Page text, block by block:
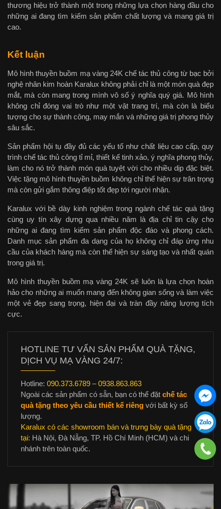
thương hiệu trở thành một trong những lựa chọn hàng đầu cho
những ai đang tìm kiếm sản phẩm chất lượng và mang giá trị
cao.
Kết luận
Mô hình thuyền buồm mạ vàng 24K chế tác thủ công từ bạc bởi
nghệ nhân kim hoàn Karalux không phải chỉ là một món quà đẹp
mắt, mà còn mang trong mình vô số ý nghĩa quý giá. Mô hình
không chỉ đóng vai trò như một vật trang trí, mà còn là biểu
tượng cho sự thành công, may mắn và những giá trị phong thủy
sâu sắc.
Sản phẩm hội tụ đầy đủ các yếu tố như chất liệu cao cấp, quy
trình chế tác thủ công tỉ mỉ, thiết kế tinh xảo, ý nghĩa phong thủy,
làm cho nó trở thành món quà tuyệt vời cho nhiều dịp đặc biệt.
Việc tặng mô hình thuyền buồm không chỉ thể hiện sự trân trọng
mà còn gửi gắm thông điệp tốt đẹp tới người nhận.
Karalux với bề dày kinh nghiệm trong ngành chế tác quà tặng
cùng uy tín xây dựng qua nhiều năm là địa chỉ tin cậy cho
những ai đang tìm kiếm sản phẩm độc đáo và phong cách.
Danh mục sản phẩm đa dạng của họ không chỉ đáp ứng nhu
cầu của khách hàng mà còn thể hiện sự sáng tạo và nhất quán
trong giá trị.
Mô hình thuyền buồm mạ vàng 24K sẽ luôn là lựa chọn hoàn
hảo cho những ai muốn mang đến không gian sống và làm việc
một vẻ đẹp sang trọng, hiện đại và tràn đầy năng lượng tích
cực.
HOTLINE TƯ VẤN SẢN PHẨM QUÀ TẶNG,
DỊCH VỤ MẠ VÀNG 24/7:
Hotline: 090.373.6789 –0938.863.863
Ngoài các sản phẩm có sẵn, bạn có thể đặt chế tác
quà tặng theo yêu cầu thiết kế riêng với bất kỳ số
lượng.
Karalux có các showroom bán và trưng bày quà tặng
tại: Hà Nội, Đà Nẵng, TP. Hồ Chí Minh (HCM) và chi
nhánh trên toàn quốc.